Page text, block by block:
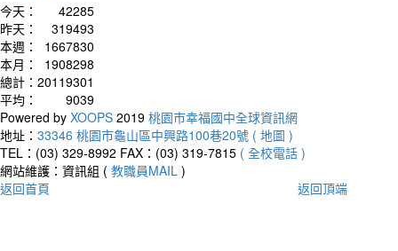
今天：
42285
昨天：
319493
本週：
1667830
本月：
1908298
總計： 20119301
平均：
9039
Powered by XOOPS 2019 桃園市幸福國中全球資訊網
地址： 33346 桃園市龜山區中興路100巷20號 ( 地圖 )
TEL：(03) 329-8992 FAX：(03) 319-7815 ( 全校電話 )
網站維護：資訊組 ( 教職員MAIL )
返回首頁
返回頂端